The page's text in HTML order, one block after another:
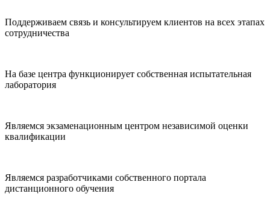
Поддерживаем связь и консультируем клиентов на всех этапах
сотрудничества
На базе центра функционирует собственная испытательная
лаборатория
Являемся экзаменационным центром независимой оценки
квалификации
Являемся разработчиками собственного портала
дистанционного обучения